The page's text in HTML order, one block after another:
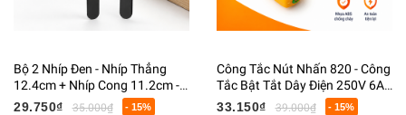
Bộ 2 Nhíp Đen - Nhíp Thẳng
12.4cm + Nhíp Cong 11.2cm -
Gắp Linh Kiện Điện Tử- Sửa
29.750₫ 35.000₫ - 15%
Công Tắc Nút Nhấn 820 - Công
Tắc Bật Tắt Dây Điện 250V 6A -
Công Tắc Đèn Bàn Đèn Ngủ
33.150₫ 39.000₫ - 15%